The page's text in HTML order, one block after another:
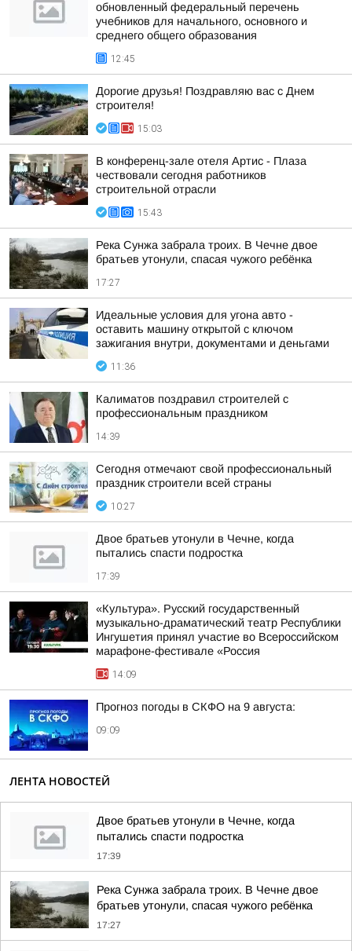
обновленный федеральный перечень
учебников для начального, основного и
среднего общего образования
12:45
Дорогие друзья! Поздравляю вас с Днем
строителя!
15:03
В конференц-зале отеля Артис - Плаза
чествовали сегодня работников
строительной отрасли
15:43
Река Сунжа забрала троих. В Чечне двое
братьев утонули, спасая чужого ребёнка
17:27
Идеальные условия для угона авто -
оставить машину открытой с ключом
зажигания внутри, документами и деньгами
11:36
Калиматов поздравил строителей с
профессиональным праздником
14:39
Сегодня отмечают свой профессиональный
праздник строители всей страны
10:27
Двое братьев утонули в Чечне, когда
пытались спасти подростка
17:39
«Культура». Русский государственный
музыкально-драматический театр Республики
Ингушетия принял участие во Всероссийском
марафоне-фестивале «Россия
14:09
Прогноз погоды в СКФО на 9 августа:
09:09
ЛЕНТА НОВОСТЕЙ
Двое братьев утонули в Чечне, когда
пытались спасти подростка
17:39
Река Сунжа забрала троих. В Чечне двое
братьев утонули, спасая чужого ребёнка
17:27